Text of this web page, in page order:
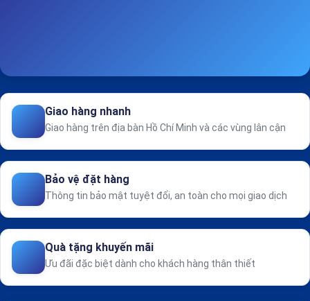
Giao hàng nhanh
Giao hàng trên địa bàn Hồ Chí Minh và các vùng lân cận
Bảo vệ đặt hàng
Thông tin bảo mật tuyệt đối, an toàn cho mọi giao dịch
Quà tặng khuyến mãi
Ưu đãi đặc biệt dành cho khách hàng thân thiết